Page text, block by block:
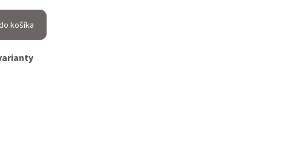
košíka